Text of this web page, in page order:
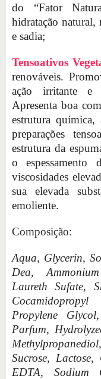
do “Fator
hidratação natural,
e sadia;
Tensoativos
renováveis.
ação irritante e
Apresenta boa
estrutura química,
preparações
estrutura da
o espessamento
viscosidades
sua elevada
emoliente.
Composição:
Aqua, Glycerin,
Dea,
Laureth Sufate,
Propylene
Parfum,
Sucrose,
EDTA, Sodium